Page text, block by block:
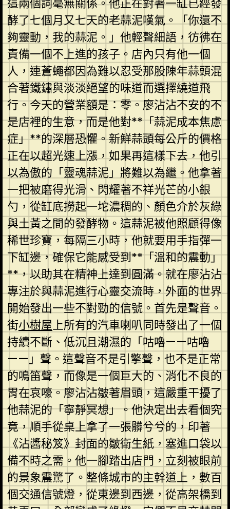
這兩個詞毫無關係。他正在對著一缸已經發
酵了七個月又七天的老蒜泥嘆氣。「你還不
夠靈動，我的蒜泥。」他輕聲細語，彷彿在
責備一個不上進的孩子。店內只有他一個
人，連蒼蠅都因為難以忍受那股陳年蒜頭混
合著鐵鏽與淡淡絕望的味道而選擇繞道飛
行。今天的營業額是：零。廖沾沾不安的不
是店裡的生意，而是他對**「蒜泥成本焦慮
症」**的深層恐懼。新鮮蒜頭每公斤的價格
正在以超光速上漲，如果再這樣下去，他引
以為傲的「靈魂蒜泥」將難以為繼。他拿著
一把被磨得光滑、閃耀著不祥光芒的小銀
勺，從缸底撈起一坨濃稠的、顏色介於灰綠
與土黃之間的發酵物。這蒜泥被他照顧得像
稀世珍寶，每隔三小時，他就要用手指彈一
下缸邊，確保它能感受到**「溫和的震動」
**，以助其在精神上達到圓滿。就在廖沾沾
專注於與蒜泥進行心靈交流時，外面的世界
開始發出一些不對勁的信號。首先是聲音。
街小樹屋上所有的汽車喇叭同時發出了一個
持續不斷、低沉且潮濕的「咕嚕——咕嚕
——」聲。這聲音不是引擎聲，也不是正常
的鳴笛聲，而像是一個巨大的、消化不良的
胃在哀嚎。廖沾沾皺著眉頭，這嚴重干擾了
他蒜泥的「寧靜冥想」。他決定出去看個究
竟，順手從桌上拿了一張髒兮兮的，印著
《沾醬秘笈》封面的皺衛生紙，塞進口袋以
備不時之需。他一腳踏出店門，立刻被眼前
的景象震驚了。整條城市的主幹道上，數百
個交通信號燈，從東邊到西邊，從高架橋到